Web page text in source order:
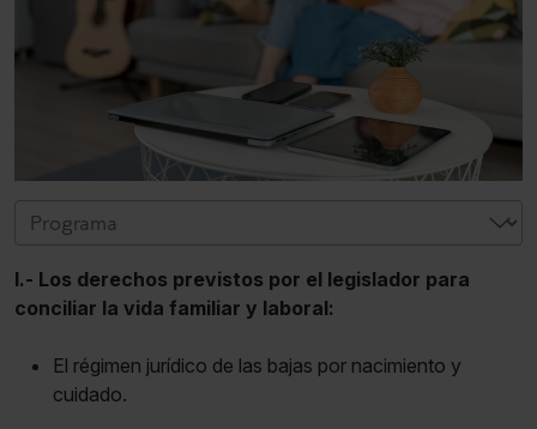
I.- Los derechos previstos por el legislador para
conciliar la vida familiar y laboral:
El régimen jurídico de las bajas por nacimiento y
cuidado.